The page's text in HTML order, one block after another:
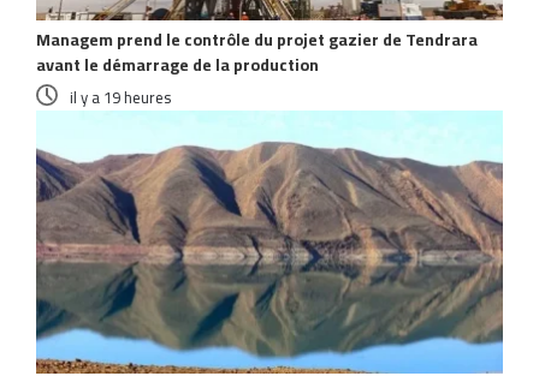
Managem prend le contrôle du projet gazier de Tendrara
avant le démarrage de la production
il y a 19 heures